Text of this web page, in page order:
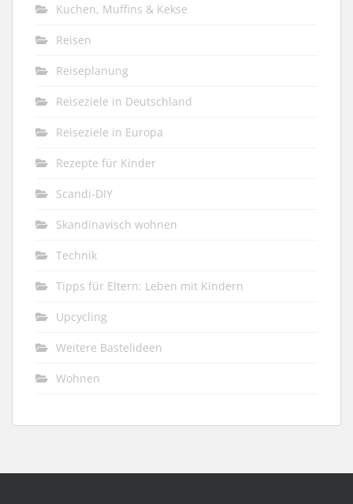
Kuchen, Muffins & Kekse
Reisen
Reiseplanung
Reiseziele in Deutschland
Reiseziele in Europa
Rezepte für Kinder
Scandi-DIY
Skandinavisch wohnen
Technik
Tipps für Eltern: Leben mit Kindern
Upcycling
Weitere Bastelideen
Wohnen